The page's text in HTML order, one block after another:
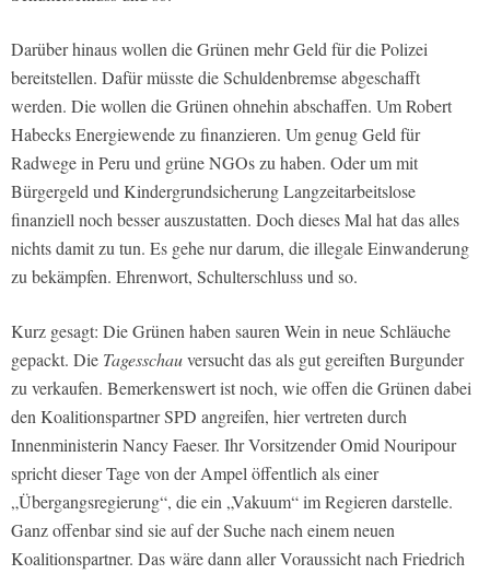
Darüber hinaus wollen die Grünen mehr Geld für die Polizei
bereitstellen. Dafür müsste die Schuldenbremse abgeschafft
werden. Die wollen die Grünen ohnehin abschaffen. Um Robert
Habecks Energiewende zu finanzieren. Um genug Geld für
Radwege in Peru und grüne NGOs zu haben. Oder um mit
Bürgergeld und Kindergrundsicherung Langzeitarbeitslose
finanziell noch besser auszustatten. Doch dieses Mal hat das alles
nichts damit zu tun. Es gehe nur darum, die illegale Einwanderung
zu bekämpfen. Ehrenwort, Schulterschluss und so.
Kurz gesagt: Die Grünen haben sauren Wein in neue Schläuche
gepackt. Die Tagesschauversucht das als gut gereiften Burgunder
zu verkaufen. Bemerkenswert ist noch, wie offen die Grünen dabei
den Koalitionspartner SPD angreifen, hier vertreten durch
Innenministerin Nancy Faeser. Ihr Vorsitzender Omid Nouripour
spricht dieser Tage von der Ampel öffentlich als einer
„Übergangsregierung“, die ein „Vakuum“ im Regieren darstelle.
Ganz offenbar sind sie auf der Suche nach einem neuen
Koalitionspartner. Das wäre dann aller Voraussicht nach Friedrich